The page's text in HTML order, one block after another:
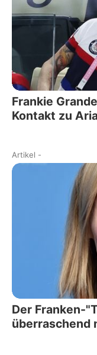
Frankie
Kontakt zu
Artikel -
Der Franken-
überraschend